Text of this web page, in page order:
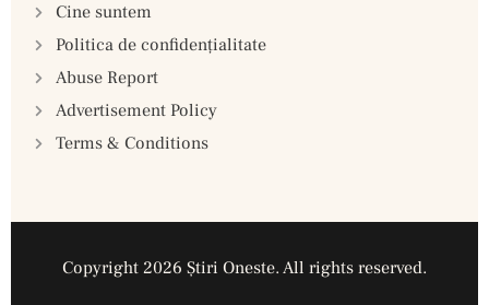
Cine suntem
Politica de confidenţialitate
Abuse Report
Advertisement Policy
Terms & Conditions
Copyright 2026 Ştiri Oneste. All rights reserved.